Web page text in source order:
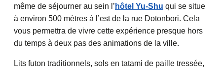
même de séjourner au sein l’ hôtel Yu-Shu qui se situe
à environ 500 mètres à l’est de la rue Dotonbori. Cela
vous permettra de vivre cette expérience presque hors
du temps à deux pas des animations de la ville.
Lits futon traditionnels, sols en tatami de paille tressée,